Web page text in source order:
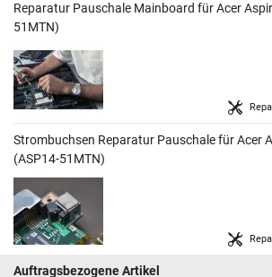
Reparatur Pauschale Mainboard für Acer
51MTN)
Strombuchsen Reparatur Pauschale für Acer
(ASP14-51MTN)
Auftragsbezogene Artikel